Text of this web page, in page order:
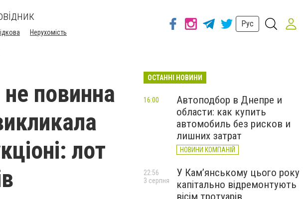
Нерухомість
Рус
повинна
лот
ОСТАННІ НОВИНИ
Автоподбор в Днепре и
области: как купить
автомобиль без рисков и
лишних затрат
НОВИНИ КОМПАНІЙ
16:00
У Кам’янському цього року
капітально відремонтують
вісім тротуарів
22:56
3 серпня